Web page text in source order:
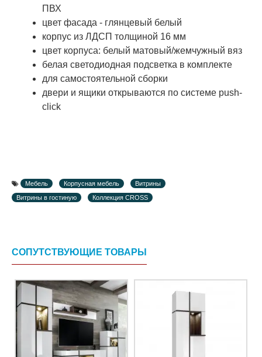
ПВХ
цвет фасада - глянцевый белый
корпус из ЛДСП толщиной 16 мм
цвет корпуса: белый матовый/жемчужный вяз
белая светодиодная подсветка в комплекте
для самостоятельной сборки
двери и ящики открываются по системе push-
click
Мебель Корпусная мебель
Витрины
Витрины в гостиную
Коллекция CROSS
СОПУТСТВУЮЩИЕ ТОВАРЫ